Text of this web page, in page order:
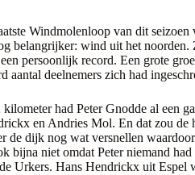
Windmolenloop van dit
belangrijker: wind uit het
persoonlijk record. Een grote
aantal deelnemers zich had
kilometer had Peter Gnodde al een
en Andries Mol. En dat zou de
de dijk nog wat versnellen
bijna niet omdat Peter niemand
Urkers. Hans Hendrickx uit